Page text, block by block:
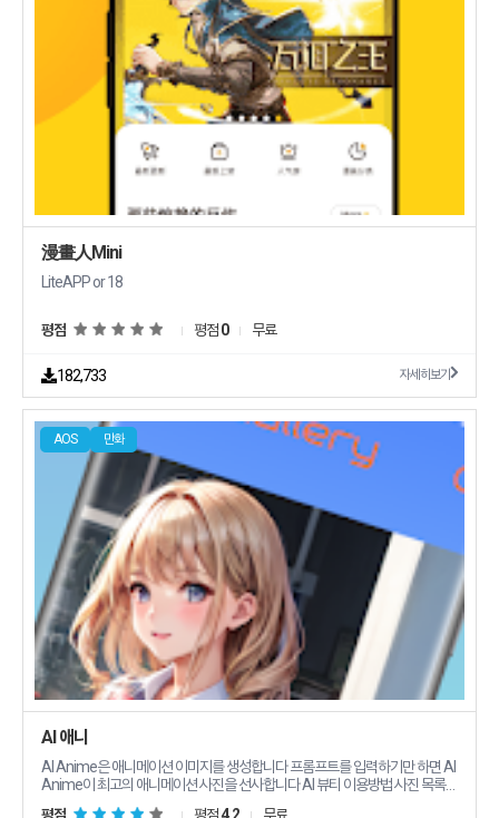
漫畫人Mini
LiteAPP or 18
평점 평점0 무료
182,733 자세히보기
AOS 만화
AI 애니
AI Anime은 애니메이션 이미지를 생성합니다 프롬프트를 입력하기만 하면 AI
Anime이 최고의 애니메이션 사진을 선사합니다 AI 뷰티 이용방법 사진 목록에